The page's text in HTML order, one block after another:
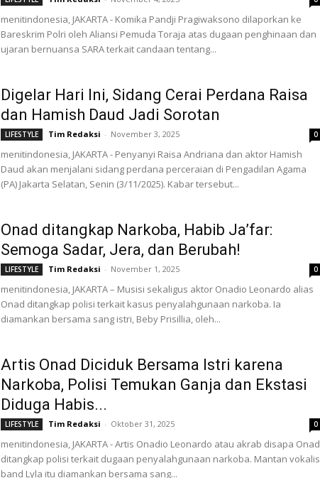
menitindonesia, JAKARTA - Komika Pandji Pragiwaksono dilaporkan ke
Bareskrim Polri oleh Aliansi Pemuda Toraja atas dugaan penghinaan dan
ujaran bernuansa SARA terkait candaan tentang...
Digelar Hari Ini, Sidang Cerai Perdana Raisa
dan Hamish Daud Jadi Sorotan
LIFESTYLE Tim Redaksi - November 3, 2025 0
menitindonesia, JAKARTA - Penyanyi Raisa Andriana dan aktor Hamish
Daud akan menjalani sidang perdana perceraian di Pengadilan Agama
(PA) Jakarta Selatan, Senin (3/11/2025). Kabar tersebut...
Onad ditangkap Narkoba, Habib Ja’far:
Semoga Sadar, Jera, dan Berubah!
LIFESTYLE Tim Redaksi - November 1, 2025 0
menitindonesia, JAKARTA – Musisi sekaligus aktor Onadio Leonardo alias
Onad ditangkap polisi terkait kasus penyalahgunaan narkoba. Ia
diamankan bersama sang istri, Beby Prisillia, oleh...
Artis Onad Diciduk Bersama Istri karena
Narkoba, Polisi Temukan Ganja dan Ekstasi
Diduga Habis...
LIFESTYLE Tim Redaksi - Oktober 31, 2025 0
menitindonesia, JAKARTA - Artis Onadio Leonardo atau akrab disapa Onad
ditangkap polisi terkait dugaan penyalahgunaan narkoba. Mantan vokalis
band Lyla itu diamankan bersama sang...